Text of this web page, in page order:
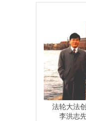
法轮大法
李洪志